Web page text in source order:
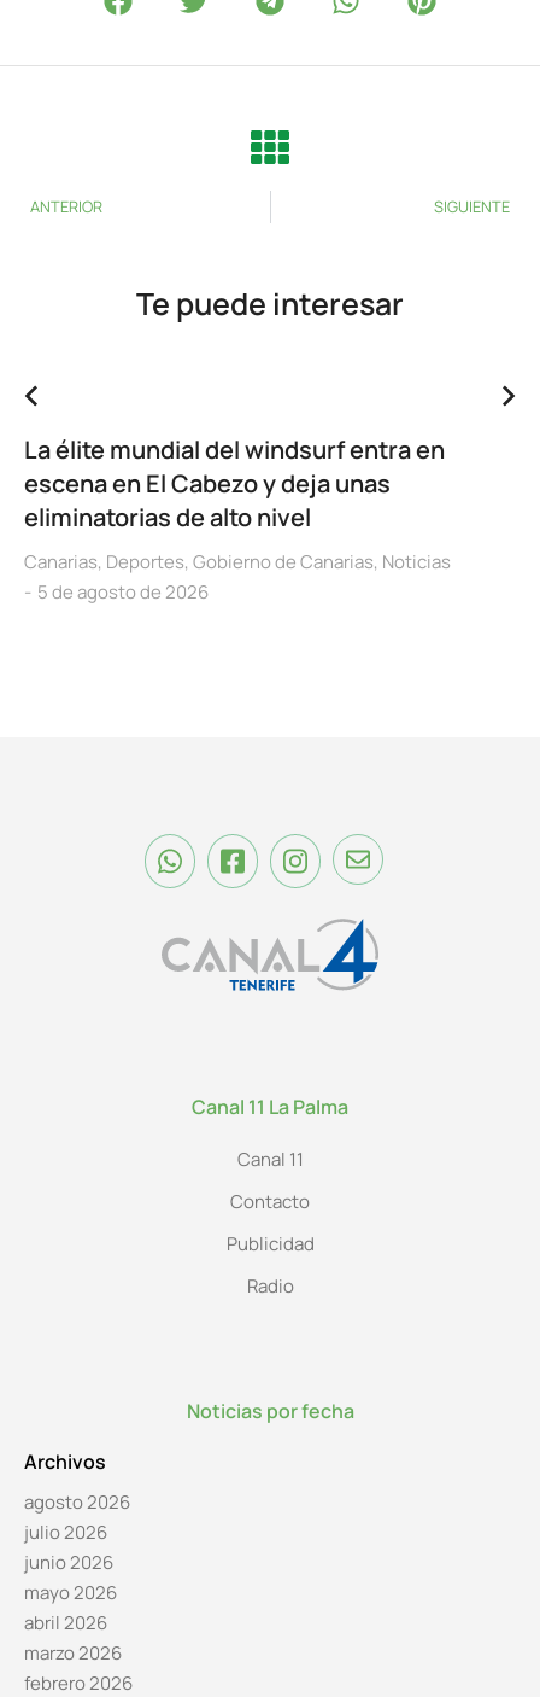
ANTERIOR SIGUIENTE
Te puede interesar
La élite mundial del windsurf entra en
escena en El Cabezo y deja unas
eliminatorias de alto nivel
Canarias, Deportes, Gobierno de Canarias, Noticias
5 de agosto de 2026
Canal 11 La Palma
Canal 11
Contacto
Publicidad
Radio
Noticias por fecha
Archivos
agosto 2026
julio 2026
junio 2026
mayo 2026
abril 2026
marzo 2026
febrero 2026